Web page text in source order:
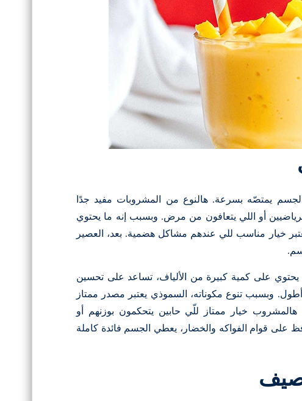
يمتصّه بسرعة. هالنوع من المشروبات مفيد جدًا
أو اللي يتعافون من مرض. وبسبب إنه ما يحتوي
خيار مناسب للي عندهم مشاكل هضمية. بعد، العصير
على كمية كبيرة من الألياف، تساعد على تحسين
وبسبب تنوع مكوناته، السموذي يعتبر مصدر ممتاز
هالمشروب خيار ممتاز للّي حابين يتحكمون بوزنهم أو
على قوام الفواكه والخضار، يعطي الجسم فائدة كاملة